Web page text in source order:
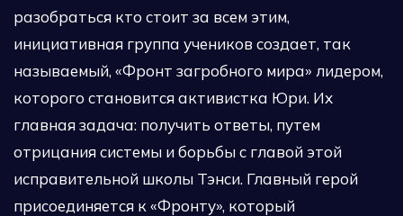
разобраться кто стоит за всем этим,
инициативная группа учеников создает, так
называемый, «Фронт загробного мира» лидером,
которого становится активистка Юри. Их
главная задача: получить ответы, путем
отрицания системы и борьбы с главой этой
исправительной школы Тэнси. Главный герой
присоединяется к «Фронту», который